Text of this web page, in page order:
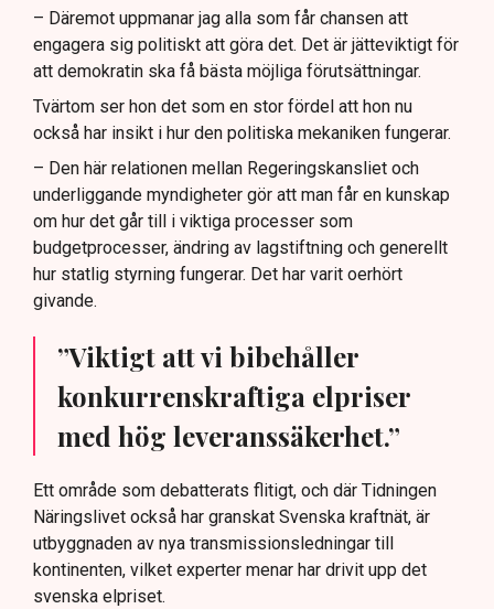
– Däremot uppmanar jag alla som får chansen att
engagera sig politiskt att göra det. Det är jätteviktigt för
att demokratin ska få bästa möjliga förutsättningar.
Tvärtom ser hon det som en stor fördel att hon nu
också har insikt i hur den politiska mekaniken fungerar.
– Den här relationen mellan Regeringskansliet och
underliggande myndigheter gör att man får en kunskap
om hur det går till i viktiga processer som
budgetprocesser, ändring av lagstiftning och generellt
hur statlig styrning fungerar. Det har varit oerhört
givande.
”Viktigt att vi bibehåller
konkurrenskraftiga elpriser
med hög leveranssäkerhet.”
Ett område som debatterats flitigt, och där Tidningen
Näringslivet också har granskat Svenska kraftnät, är
utbyggnaden av nya transmissionsledningar till
kontinenten, vilket experter menar har drivit upp det
svenska elpriset.